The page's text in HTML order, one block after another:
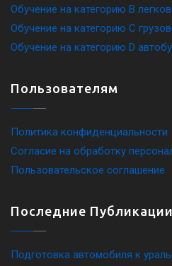
Обучение на категорию B
Обучение на категорию C
Обучение на категорию D
Пользователям
Политика конфиденциальности
Согласие на обработку
Пользовательское соглашение
Последние Публикации
Подготовка автомобиля к